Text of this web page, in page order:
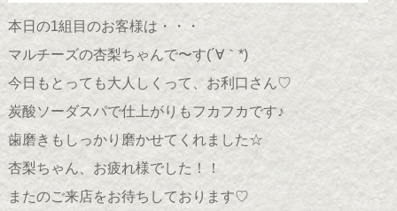
本日の1組目のお客様は・・・
マルチーズの杏梨ちゃんで〜す(´∀｀*)
今日もとっても大人しくって、お利口さん♡
炭酸ソーダスパで仕上がりもフカフカです♪
歯磨きもしっかり磨かせてくれました☆
杏梨ちゃん、お疲れ様でした！！
またのご来店をお待ちしております♡